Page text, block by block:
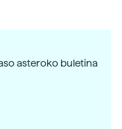
asteroko buletina